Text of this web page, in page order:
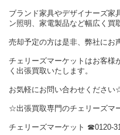
ブランド家具やデザイナーズ家
ン照明、家電製品など幅広く買
売却予定の方は是非、弊社にお
チェリーズマーケットはお客様
く出張買取いたします。
お気軽にお問い合わせください
☆出張買取専門のチェリーズマ
チェリーズマーケット ☎︎0120-